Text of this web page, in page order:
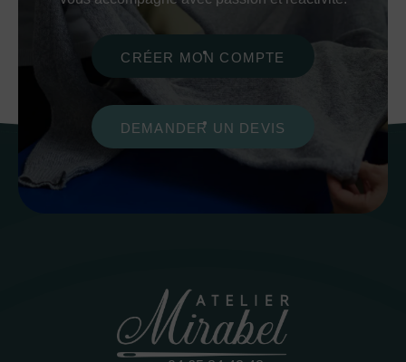
CRÉER MON COMPTE
DEMANDER UN DEVIS